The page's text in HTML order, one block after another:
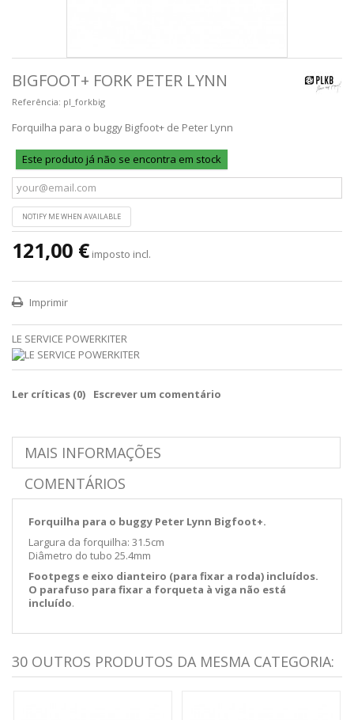
BIGFOOT+ FORK PETER LYNN
Referência: pl_forkbig
Forquilha para o buggy Bigfoot+ de Peter Lynn
Este produto já não se encontra em stock
NOTIFY ME WHEN AVAILABLE
121,00 € imposto incl.
Imprimir
LE SERVICE POWERKITER
Ler críticas (0) Escrever um comentário
MAIS INFORMAÇÕES
COMENTÁRIOS
Forquilha para o buggy Peter Lynn Bigfoot+.
Largura da forquilha: 31.5cm
Diâmetro do tubo 25.4mm
Footpegs e eixo dianteiro (para fixar a roda) incluídos.
O parafuso para fixar a forqueta à viga não está
incluído.
30 OUTROS PRODUTOS DA MESMA CATEGORIA: